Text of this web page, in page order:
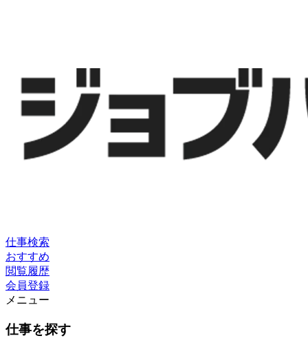
仕事検索
おすすめ
閲覧履歴
会員登録
メニュー
仕事を探す